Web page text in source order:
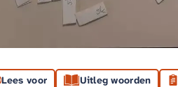
Lees voor Uitleg woorden